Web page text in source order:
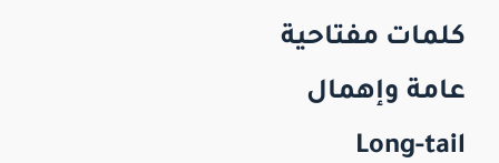
كلمات مفتاحية
عامة وإهمال
Long-tail